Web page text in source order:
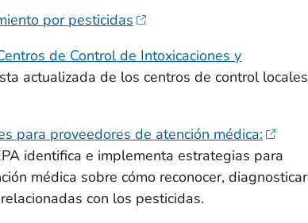
por pesticidas
de Control de Intoxicaciones y
actualizada de los centros de control locales
para proveedores de atención médica:
identifica e implementa estrategias para
médica sobre cómo reconocer, diagnosticar
con los pesticidas.